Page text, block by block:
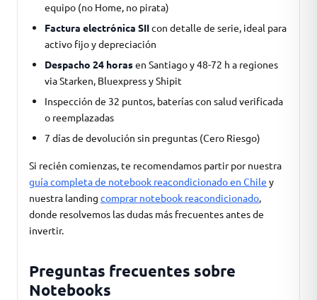
equipo (no Home, no pirata)
Factura electrónica SIIcon detalle de serie, ideal para
activo fijo y depreciación
Despacho 24 horasen Santiago y 48-72 h a regiones
via Starken, Bluexpress y Shipit
Inspección de 32 puntos, baterías con salud verificada
o reemplazadas
7 días de devolución sin preguntas (Cero Riesgo)
Si recién comienzas, te recomendamos partir por nuestra
guía completa de notebook reacondicionado en Chile y
nuestra landing comprar notebook reacondicionado,
donde resolvemos las dudas más frecuentes antes de
invertir.
Preguntas frecuentes sobre
Notebooks